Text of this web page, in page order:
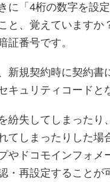
に「4桁の数字を設定
と、覚えていますか
証番号です。
新規契約時に契約書
キュリティコードと
紛失してしまったり
てしまったりした場
やドコモインフォメ
・再設定することが